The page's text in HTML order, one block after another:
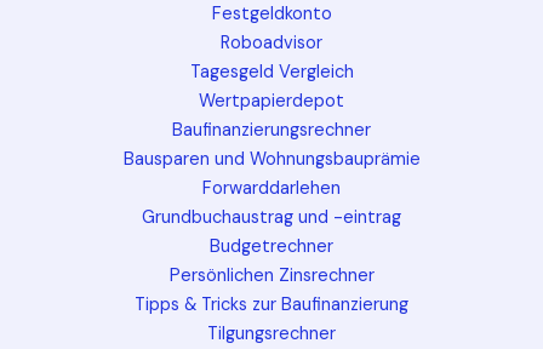
Festgeldkonto
Roboadvisor
Tagesgeld Vergleich
Wertpapierdepot
Baufinanzierungsrechner
Bausparen und Wohnungsbauprämie
Forwarddarlehen
Grundbuchaustrag und -eintrag
Budgetrechner
Persönlichen Zinsrechner
Tipps & Tricks zur Baufinanzierung
Tilgungsrechner